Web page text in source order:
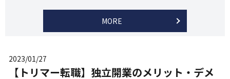
MORE
2023/01/27
【トリマー転職】独立開業のメリット・デメ